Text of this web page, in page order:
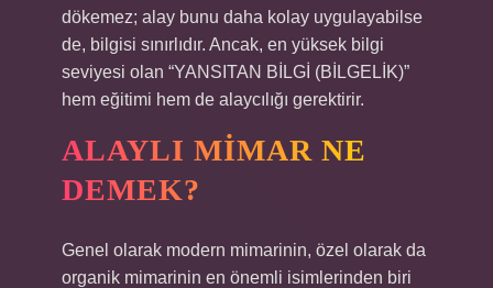
dökemez; alay bunu daha kolay uygulayabilse
de, bilgisi sınırlıdır. Ancak, en yüksek bilgi
seviyesi olan “YANSITAN BİLGİ (BİLGELİK)”
hem eğitimi hem de alaycılığı gerektirir.
ALAYLI MIMAR NE
DEMEK?
Genel olarak modern mimarinin, özel olarak da
organik mimarinin en önemli isimlerinden biri